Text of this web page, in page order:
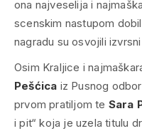
ona najveselija i
scenskim nastupom
nagradu su osvojili
Osim Kraljice i
Pešćica iz Pusnog
prvom pratiljom te Sara
i pit“ koja je uzela titulu